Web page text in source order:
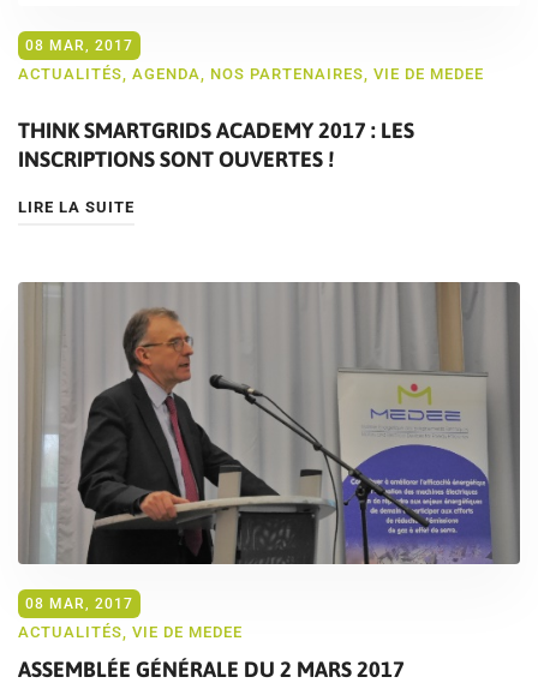
08 MAR, 2017
ACTUALITÉS, AGENDA, NOS PARTENAIRES, VIE DE MEDEE
THINK SMARTGRIDS ACADEMY 2017 : LES
INSCRIPTIONS SONT OUVERTES !
LIRE LA SUITE
08 MAR, 2017
ACTUALITÉS, VIE DE MEDEE
ASSEMBLÉE GÉNÉRALE DU 2 MARS 2017